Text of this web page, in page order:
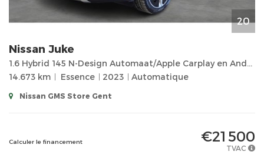
20
Nissan Juke
1.6 Hybrid 145 N-Design Automaat/Apple Carplay en Android Auto/Camera Achteraan/Parkeersensoren voor
14.673 km
Essence 2023 Automatique
Nissan GMS Store Gent
Calculer le financement €21 500
TVAC